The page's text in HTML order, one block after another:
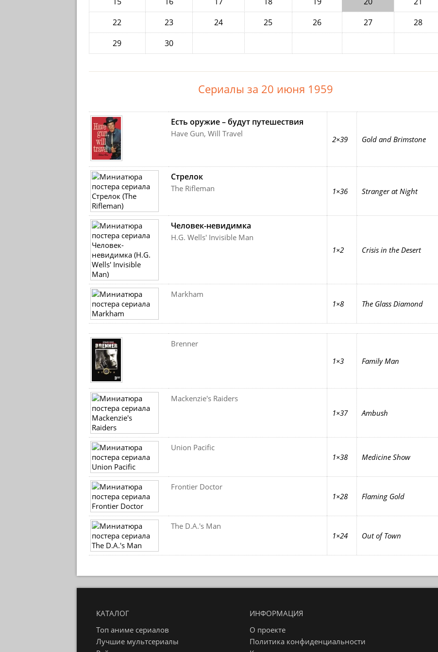
22
23 24 25 26 27
28
29
30
Сериалы за 20 июня 1959
Есть оружие – будут путешествия
Have Gun, Will Travel
2×39 Gold and Brimstone
Стрелок
The Rifleman 1×36 Stranger at Night
Человек-невидимка
H.G. Wells' Invisible Man
1×2
Crisis in the Desert
Markham
1×8
The Glass Diamond
Brenner
1×3
Family Man
Mackenzie's Raiders
1×37
Ambush
Union Pacific
1×38
Medicine Show
Frontier Doctor
1×28
Flaming Gold
The D.A.'s Man
1×24
Out of Town
КАТАЛОГ
Топ аниме сериалов
Лучшие мультсериалы
ИНФОРМАЦИЯ
О проекте
Политика конфиденциальности